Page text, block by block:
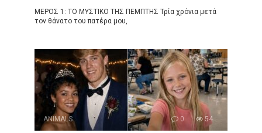
ΜΕΡΟΣ 1: ΤΟ ΜΥΣΤΙΚΟ ΤΗΣ ΠΕΜΠΤΗΣ Τρία χρόνια μετά
τον θάνατο του πατέρα μου,
ANIMALS 0 54